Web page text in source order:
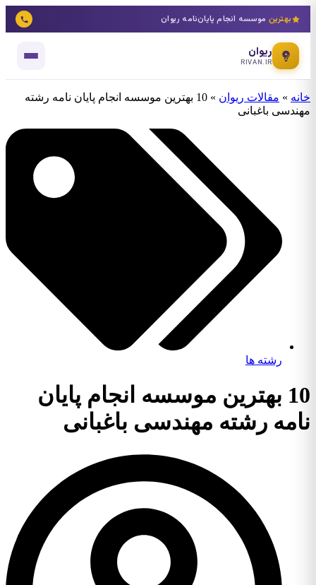
بهترین موسسه انجام پایان‌نامه ریوان
ریوان
RIVAN.IR
خانه » مقالات ریوان »
10 بهترین موسسه انجام پایان نامه رشته
مهندسی باغبانی
رشته ها
10 بهترین موسسه انجام پایان
نامه رشته مهندسی باغبانی